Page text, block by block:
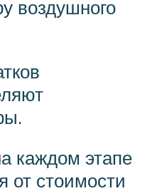
воздушного
каждом этапе
от стоимости